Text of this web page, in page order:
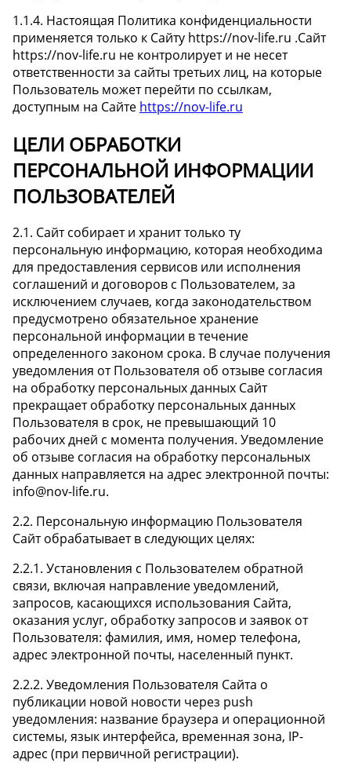
1.1.4. Настоящая Политика конфиденциальности
применяется только к Сайту https://nov-life.ru .Сайт
https://nov-life.ru не контролирует и не несет
ответственности за сайты третьих лиц, на которые
Пользователь может перейти по ссылкам,
доступным на Сайте https://nov-life.ru
ЦЕЛИ ОБРАБОТКИ
ПЕРСОНАЛЬНОЙ ИНФОРМАЦИИ
ПОЛЬЗОВАТЕЛЕЙ
2.1. Сайт собирает и хранит только ту
персональную информацию, которая необходима
для предоставления сервисов или исполнения
соглашений и договоров с Пользователем, за
исключением случаев, когда законодательством
предусмотрено обязательное хранение
персональной информации в течение
определенного законом срока. В случае получения
уведомления от Пользователя об отзыве согласия
на обработку персональных данных Сайт
прекращает обработку персональных данных
Пользователя в срок, не превышающий 10
рабочих дней с момента получения. Уведомление
об отзыве согласия на обработку персональных
данных направляется на адрес электронной почты:
info@nov-life.ru.
2.2. Персональную информацию Пользователя
Сайт обрабатывает в следующих целях:
2.2.1. Установления с Пользователем обратной
связи, включая направление уведомлений,
запросов, касающихся использования Сайта,
оказания услуг, обработку запросов и заявок от
Пользователя: фамилия, имя, номер телефона,
адрес электронной почты, населенный пункт.
2.2.2. Уведомления Пользователя Сайта о
публикации новой новости через push
уведомления: название браузера и операционной
системы, язык интерфейса, временная зона, IP-
адрес (при первичной регистрации).